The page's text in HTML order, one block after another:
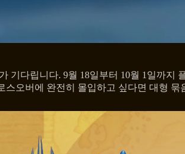
기다립니다. 9월 18일부터 10월 1일까
스오버에 완전히 몰입하고 싶다면 대형